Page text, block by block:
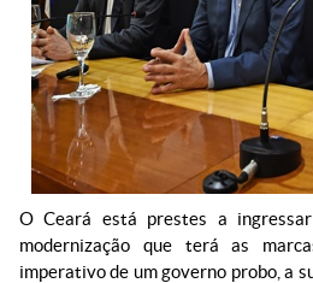
O Ceará está prestes a
modernização que terá as
imperativo de um governo probo, a